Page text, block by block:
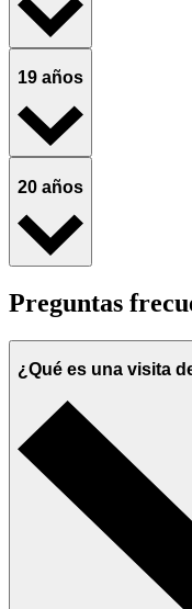
19 años
20 años
Preguntas
¿Qué es una visita